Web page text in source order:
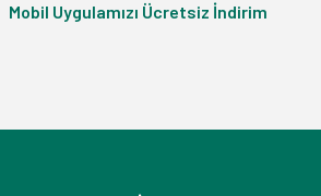
Mobil Uygulamızı Ücretsiz İndirim